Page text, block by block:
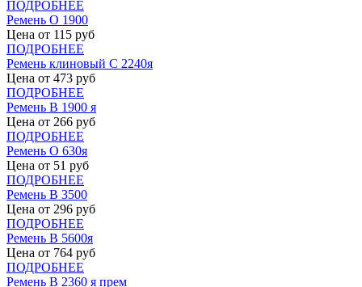
ПОДРОБНЕЕ
Ремень О 1900
Цена от 115 руб
ПОДРОБНЕЕ
Ремень клиновый С 2240я
Цена от 473 руб
ПОДРОБНЕЕ
Ремень В 1900 я
Цена от 266 руб
ПОДРОБНЕЕ
Ремень О 630я
Цена от 51 руб
ПОДРОБНЕЕ
Ремень В 3500
Цена от 296 руб
ПОДРОБНЕЕ
Ремень В 5600я
Цена от 764 руб
ПОДРОБНЕЕ
Ремень В 2360 я прем